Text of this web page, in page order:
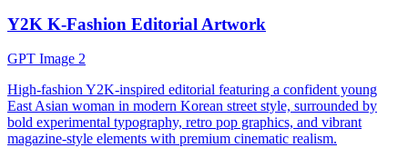
Y2K K-Fashion Editorial Artwork
GPT Image 2
High-fashion Y2K-inspired editorial featuring a confident young
East Asian woman in modern Korean street style, surrounded by
bold experimental typography, retro pop graphics, and vibrant
magazine-style elements with premium cinematic realism.